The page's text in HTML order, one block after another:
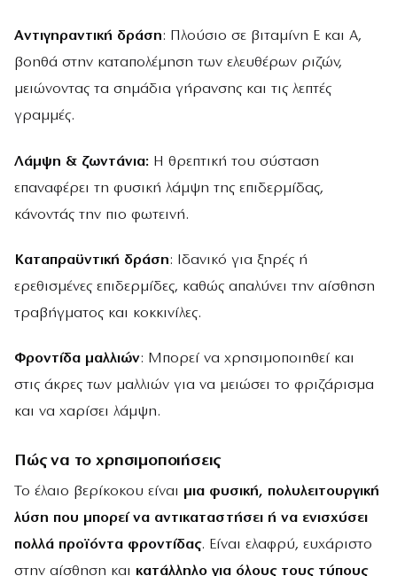
Αντιγηραντική δράση: Πλούσιο σε βιταμίνη Ε και Α,
βοηθά στην καταπολέμηση των ελευθέρων ριζών,
μειώνοντας τα σημάδια γήρανσης και τις λεπτές
γραμμές.
Λάμψη & ζωντάνια: Η θρεπτική του σύσταση
επαναφέρει τη φυσική λάμψη της επιδερμίδας,
κάνοντάς την πιο φωτεινή.
Καταπραϋντική δράση: Ιδανικό για ξηρές ή
ερεθισμένες επιδερμίδες, καθώς απαλύνει την αίσθηση
τραβήγματος και κοκκινίλες.
Φροντίδα μαλλιών: Μπορεί να χρησιμοποιηθεί και
στις άκρες των μαλλιών για να μειώσει το φριζάρισμα
και να χαρίσει λάμψη.
Πώς να το χρησιμοποιήσεις
Το έλαιο βερίκοκου είναι μια φυσική, πολυλειτουργική
λύση που μπορεί να αντικαταστήσει ή να ενισχύσει
πολλά προϊόντα φροντίδας. Είναι ελαφρύ, ευχάριστο
στην αίσθηση και κατάλληλο για όλους τους τύπους